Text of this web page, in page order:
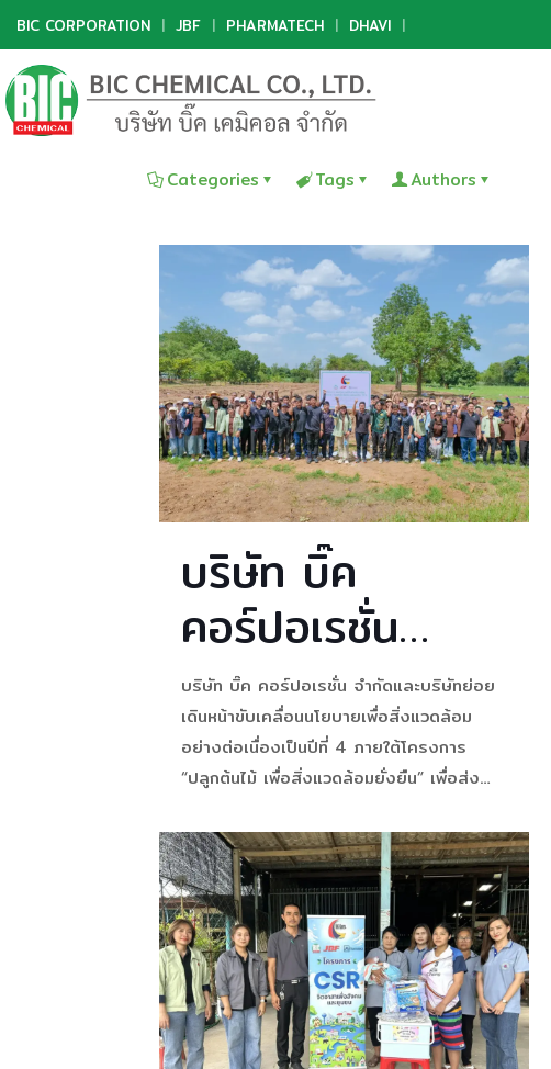
BIC CORPORATION | JBF | PHARMATECH | DHAVI |
Categories Tags Authors
บริษัท บิ๊ค
คอร์ปอเรชั่น
จำกัดและบริษัท
ย่อย เดินหน้า
โครงการ 🌳
“ปลูกต้นไม้ เพื่อ
สิ่งแวดล้อม
ยั่งยืน” ต่อเนื่อง
เป็นปีที่ 4 🌳
บริษัท บิ๊ค คอร์ปอเรชั่น จำกัดและบริษัทย่อย
เดินหน้าขับเคลื่อนนโยบายเพื่อสิ่งแวดล้อม
อย่างต่อเนื่องเป็นปีที่ 4 ภายใต้โครงการ
“ปลูกต้นไม้ เพื่อสิ่งแวดล้อมยั่งยืน” เพื่อส่ง
ความร่วมมือจากองค์การบริหารส่วนตำบลน้ำพุ
และผู้นำชุมชนตำบลน้ำพุ ตลอดระยะเวลา 4 ปี
ที่ผ่านมา บริษัทฯ ได้ร่วมสร้างพื้นที่สีเขียวรวม
แล้วกว่า 15 ไร่ เพื่อมีส่วนร่วมในการลดก๊าซ
เรือนกระจก ฟื้นฟูระบบนิเวศ และยกระดับ
คุณภาพชีวิตของคนในชุมชนอย่างเป็นรูปธรรม
ในโอกาสเดียวกันนี้ บริษัทฯ ได้ส่งมอบตู้กดน้ำ
ดื่ม เพื่อสาธารณประโยชน์[…]